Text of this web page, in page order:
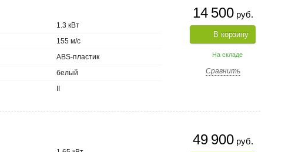
14 500руб.
В корзину
На складе
Сравнить
1.3 кВт
155 м/с
ABS-пластик
белый
49 900руб.